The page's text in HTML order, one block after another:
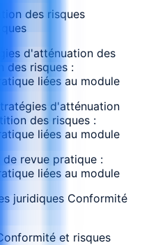
des risques
d'atténuation des
des risques :
liées au module
d'atténuation
des risques :
liées au module
revue pratique :
liées au module
juridiques Conformité
et risques